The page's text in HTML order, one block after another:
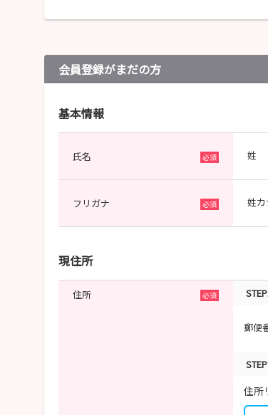
会員登録がまだの方
基本情報
氏名 姓
フリガナ 姓カ
現住所
住所
郵便
住所